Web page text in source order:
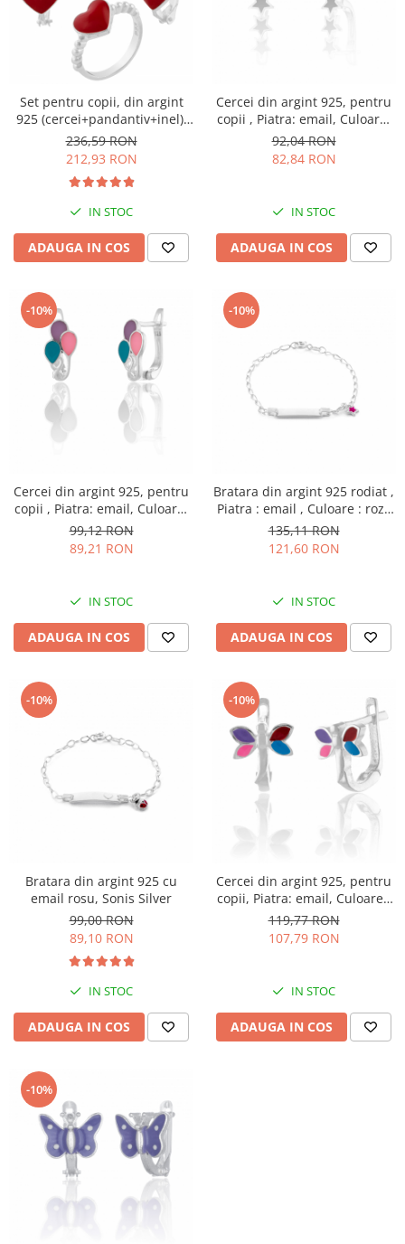
Set pentru copii, din argint
925 (cercei+pandantiv+inel),
Piatra : email , Culoare : rosu ,
Sonis Silver
236,59 RON
212,93 RON
IN STOC
ADAUGA IN COS
Cercei din argint 925, pentru
copii , Piatra: email, Culoare:
multicolor, Sonis Silver
92,04 RON
82,84 RON
IN STOC
ADAUGA IN COS
-10%
Cercei din argint 925, pentru
copii , Piatra: email, Culoare:
multicolor, Sonis Silver
99,12 RON
89,21 RON
IN STOC
ADAUGA IN COS
-10%
Bratara din argint 925 rodiat ,
Piatra : email , Culoare : roz ,
Sonis Silver
135,11 RON
121,60 RON
IN STOC
ADAUGA IN COS
-10%
Bratara din argint 925 cu
email rosu, Sonis Silver
99,00 RON
89,10 RON
IN STOC
ADAUGA IN COS
-10%
Cercei din argint 925, pentru
copii, Piatra: email, Culoare :
multicolor , Sonis Silver
119,77 RON
107,79 RON
IN STOC
ADAUGA IN COS
-10%